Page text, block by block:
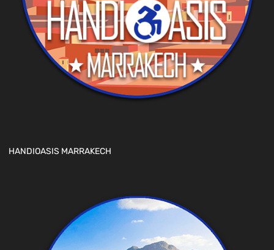
HANDIOASIS MARRAKECH